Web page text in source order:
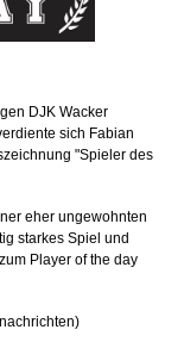
DJK Wacker
sich Fabian
"Spieler des
eher ungewohnten
starkes Spiel und
Player of the day